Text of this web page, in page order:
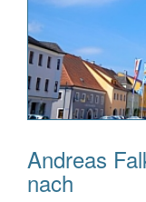
Andreas
nach